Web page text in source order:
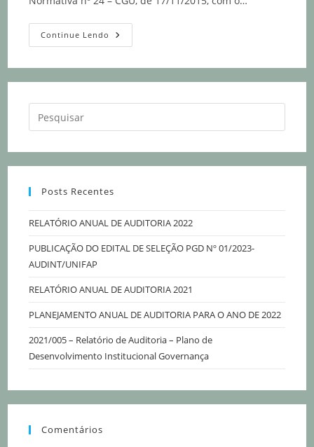
Continue Lendo
Posts Recentes
RELATÓRIO ANUAL DE AUDITORIA 2022
PUBLICAÇÃO DO EDITAL DE SELEÇÃO PGD Nº 01/2023-
AUDINT/UNIFAP
RELATÓRIO ANUAL DE AUDITORIA 2021
PLANEJAMENTO ANUAL DE AUDITORIA PARA O ANO DE 2022
2021/005 – Relatório de Auditoria – Plano de
Desenvolvimento Institucional Governança
Comentários